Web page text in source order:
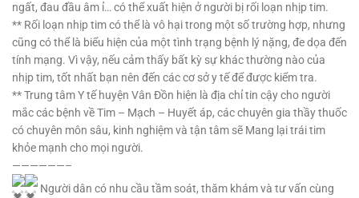
ngất, đau đầu âm ỉ… có thể xuất hiện ở người bị rối loạn nhịp tim.
** Rối loạn nhịp tim có thể là vô hại trong một số trường hợp, nhưng
cũng có thể là biểu hiện của một tình trạng bệnh lý nặng, đe dọa đến
tính mạng. Vì vậy, nếu cảm thấy bất kỳ sự khác thường nào của
nhịp tim, tốt nhất bạn nên đến các cơ sở y tế để được kiểm tra.
**Trung tâm Y tế huyện Vân Đồn hiện là địa chỉ tin cậy cho người
mắc các bệnh về Tim – Mạch – Huyết áp, các chuyên gia thầy thuốc
có chuyên môn sâu, kinh nghiệm và tận tâm sẽ Mang lại trái tim
khỏe mạnh cho mọi người.
——————–
Người dân có nhu cầu tầm soát, thăm khám và tư vấn cùng